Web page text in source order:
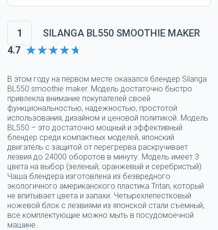
1
SILANGA BL550 SMOOTHIE MAKER
4.7
В этом году на первом месте оказался блендер Silanga
BL550 smoothie maker. Модель достаточно быстро
привлекла внимание покупателей своей
функциональностью, надежностью, простотой
использования, дизайном и ценовой политикой. Модель
BL550 – это достаточно мощный и эффективный
блендер среди компактных моделей, японский
двигатель с защитой от перегрерва раскручивает
лезвия до 24000 оборотов в минуту. Модель имеет 3
цвета на выбор (зеленый, оранжевый и серебристый).
Чаша блендера изготовлена из безвредного
экологичного американского пластика Tritan, который
не впитывает цвета и запахи. Четырехлепестковый
ножевой блок с лезвиями из японской стали съемный,
все комплектующие можно мыть в посудомоечной
машине.